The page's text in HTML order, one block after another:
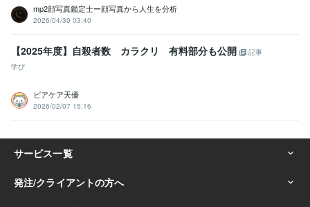
mp2顔写真鑑定士ー顔写真から人生を分析
2026/04/30 03:40
【2025年度】自殺者数 カラクリ 有料部分も公開
記事
学び
ピアケア天優
2026/02/07 15:16